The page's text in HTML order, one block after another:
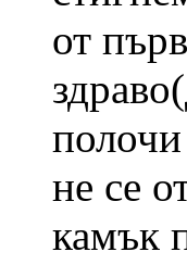
от
не се
камък